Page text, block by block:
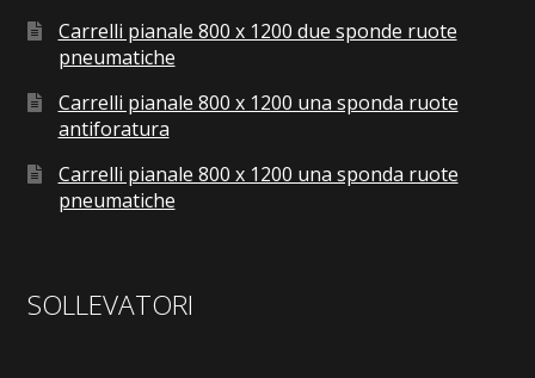
Carrelli pianale 800 x 1200 due sponde ruote
pneumatiche
Carrelli pianale 800 x 1200 una sponda ruote
antiforatura
Carrelli pianale 800 x 1200 una sponda ruote
pneumatiche
SOLLEVATORI